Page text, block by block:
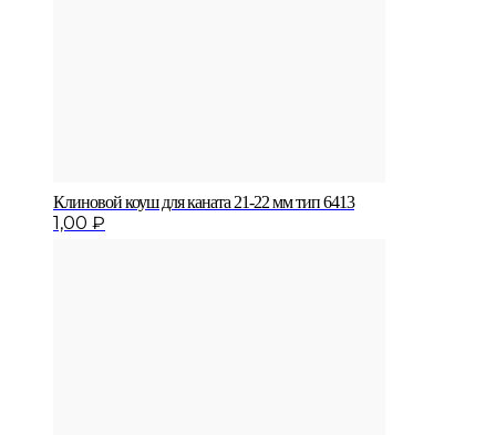
Клиновой коуш для каната 21-22 мм тип 6413
1,00 ₽